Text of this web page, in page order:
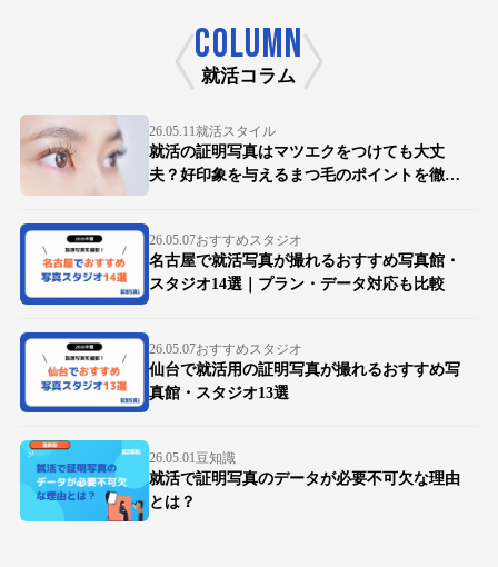
COLUMN
就活コラム
26.05.11就活スタイル
就活の証明写真はマツエクをつけても大丈
夫？好印象を与えるまつ毛のポイントを徹底
26.05.07おすすめスタジオ
名古屋で就活写真が撮れるおすすめ写真館・
スタジオ14選｜プラン・データ対応も比較
26.05.07おすすめスタジオ
仙台で就活用の証明写真が撮れるおすすめ写
真館・スタジオ13選
26.05.01 豆知識
就活で証明写真のデータが必要不可欠な理由
とは？